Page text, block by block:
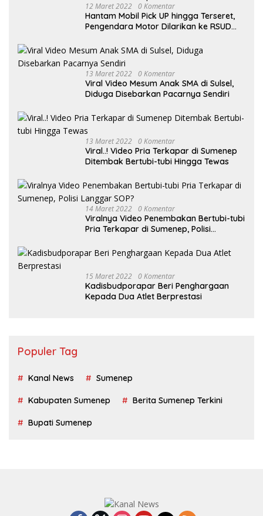
12 Maret 2022 0 Komentar
Hantam Mobil Pick UP hingga Terseret,
Pengendara Motor Dilarikan ke RSUD
13 Maret 2022 0 Komentar
Viral Video Mesum Anak SMA di Sulsel,
Diduga Disebarkan Pacarnya Sendiri
13 Maret 2022 0 Komentar
Viral..! Video Pria Terkapar di Sumenep
Ditembak Bertubi-tubi Hingga Tewas
14 Maret 2022 0 Komentar
Viralnya Video Penembakan Bertubi-tubi
Pria Terkapar di Sumenep, Polisi
15 Maret 2022 0 Komentar
Kadisbudporapar Beri Penghargaan
Kepada Dua Atlet Berprestasi
Populer Tag
Kanal News Sumenep
Kabupaten Sumenep Berita Sumenep Terkini
Bupati Sumenep